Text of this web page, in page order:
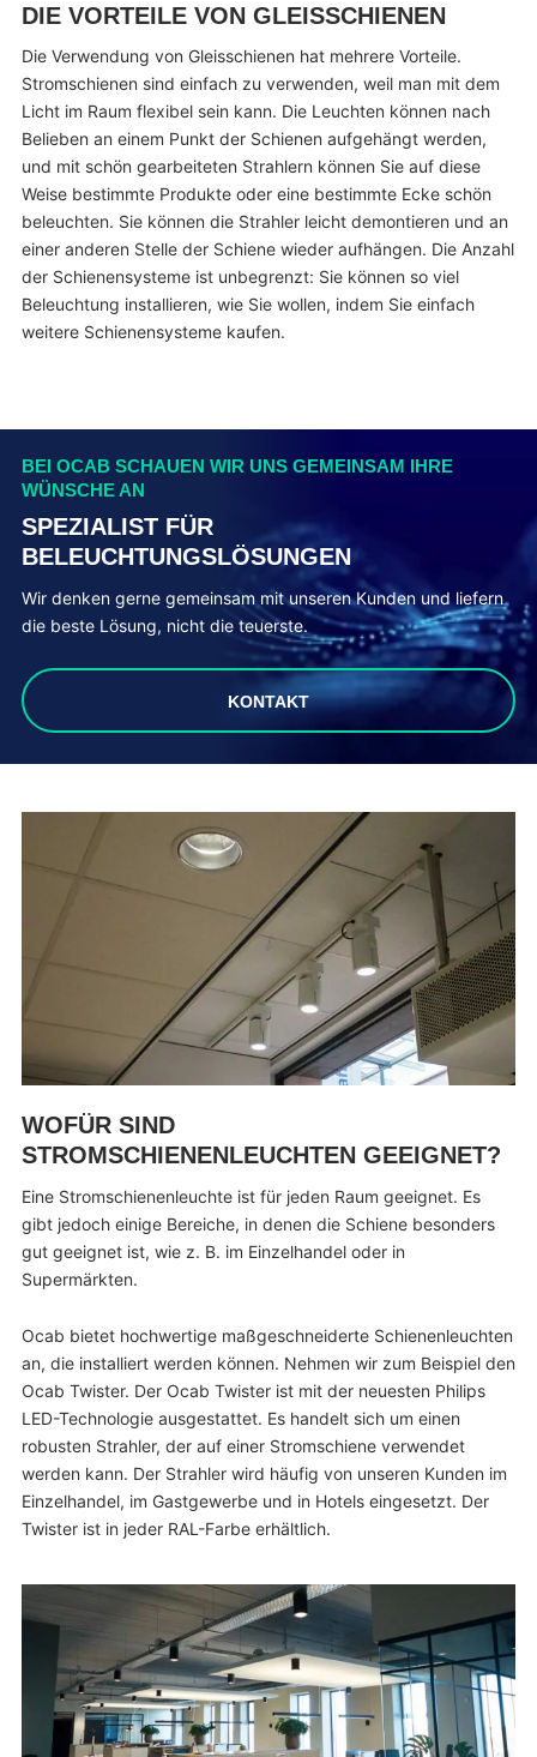
DIE VORTEILE VON GLEISSCHIENEN
Die Verwendung von Gleisschienen hat mehrere Vorteile.
Stromschienen sind einfach zu verwenden, weil man mit dem
Licht im Raum flexibel sein kann. Die Leuchten können nach
Belieben an einem Punkt der Schienen aufgehängt werden,
und mit schön gearbeiteten Strahlern können Sie auf diese
Weise bestimmte Produkte oder eine bestimmte Ecke schön
beleuchten. Sie können die Strahler leicht demontieren und an
einer anderen Stelle der Schiene wieder aufhängen. Die Anzahl
der Schienensysteme ist unbegrenzt: Sie können so viel
Beleuchtung installieren, wie Sie wollen, indem Sie einfach
weitere Schienensysteme kaufen.
BEI OCAB SCHAUEN WIR UNS GEMEINSAM IHRE
WÜNSCHE AN
SPEZIALIST FÜR
BELEUCHTUNGSLÖSUNGEN
Wir denken gerne gemeinsam mit unseren Kunden und liefern
die beste Lösung, nicht die teuerste.
KONTAKT
WOFÜR SIND
STROMSCHIENENLEUCHTEN GEEIGNET?
Eine Stromschienenleuchte ist für jeden Raum geeignet. Es
gibt jedoch einige Bereiche, in denen die Schiene besonders
gut geeignet ist, wie z. B. im Einzelhandel oder in
Supermärkten.
Ocab bietet hochwertige maßgeschneiderte Schienenleuchten
an, die installiert werden können. Nehmen wir zum Beispiel den
Ocab Twister. Der Ocab Twister ist mit der neuesten Philips
LED-Technologie ausgestattet. Es handelt sich um einen
robusten Strahler, der auf einer Stromschiene verwendet
werden kann. Der Strahler wird häufig von unseren Kunden im
Einzelhandel, im Gastgewerbe und in Hotels eingesetzt. Der
Twister ist in jeder RAL-Farbe erhältlich.